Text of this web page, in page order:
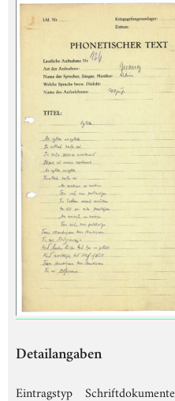
Detailangaben
Eintragstyp
Schriftdokumente